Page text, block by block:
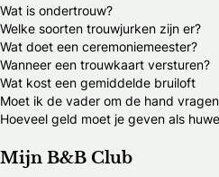
Wat is ondertrouw?
Welke soorten trouwjurken zijn er?
Wat doet een ceremoniemeester?
Wanneer een trouwkaart versturen?
Wat kost een gemiddelde bruiloft
Moet ik de vader om de hand
Hoeveel geld moet je geven als
Mijn B&B Club